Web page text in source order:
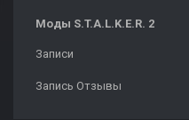
Моды S.T.A.L.K.E.R. 2
Записи
Запись Отзывы